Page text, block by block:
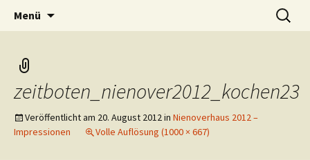
Zeitbotenblog
Das weblog der Zeitboten
Menü
Suchen
nach:
zeitboten_nienover2012_kochen23
Veröffentlicht am 20. August 2012in Nienoverhaus 2012 –
Impressionen
Volle Auflösung (1000 × 667)